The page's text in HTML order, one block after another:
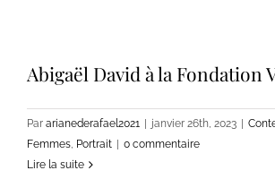
Abigaël David à la Fondation
Par arianederafael2021 | janvier 26th, 2023 |
Femmes, Portrait | 0 commentaire
Lire la suite